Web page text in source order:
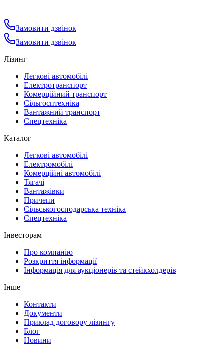
Замовити дзвінок
Замовити дзвінок
Лізинг
Легкові автомобілі
Електротранспорт
Комерційний транспорт
Сільгосптехніка
Вантажний транспорт
Спецтехніка
Каталог
Легкові автомобілі
Електромобілі
Комерційні автомобілі
Тягачі
Вантажівки
Причепи
Сільськогосподарська техніка
Спецтехніка
Інвесторам
Про компанію
Розкриття інформації
Інформація для аукціонерів та стейкхолдерів
Інше
Контакти
Документи
Приклад договору лізингу
Блог
Новини